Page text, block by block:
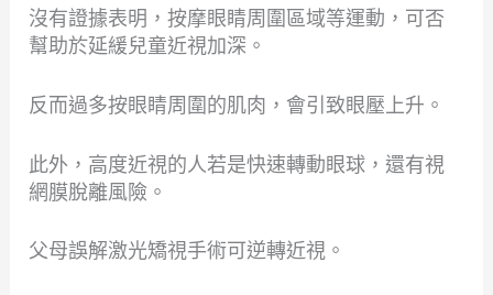
沒有證據表明，按摩眼睛周圍區域等運動，可否
幫助於延緩兒童近視加深。
反而過多按眼睛周圍的肌肉，會引致眼壓上升。
此外，高度近視的人若是快速轉動眼球，還有視
網膜脫離風險。
父母誤解激光矯視手術可逆轉近視。